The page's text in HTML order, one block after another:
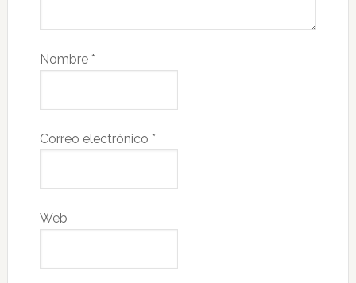
Nombre *
Correo electrónico *
Web